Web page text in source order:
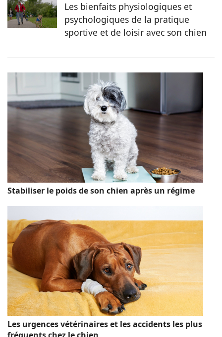
Les bienfaits physiologiques et
psychologiques de la pratique
sportive et de loisir avec son chien
Stabiliser le poids de son chien après un régime
Les urgences vétérinaires et les accidents les plus